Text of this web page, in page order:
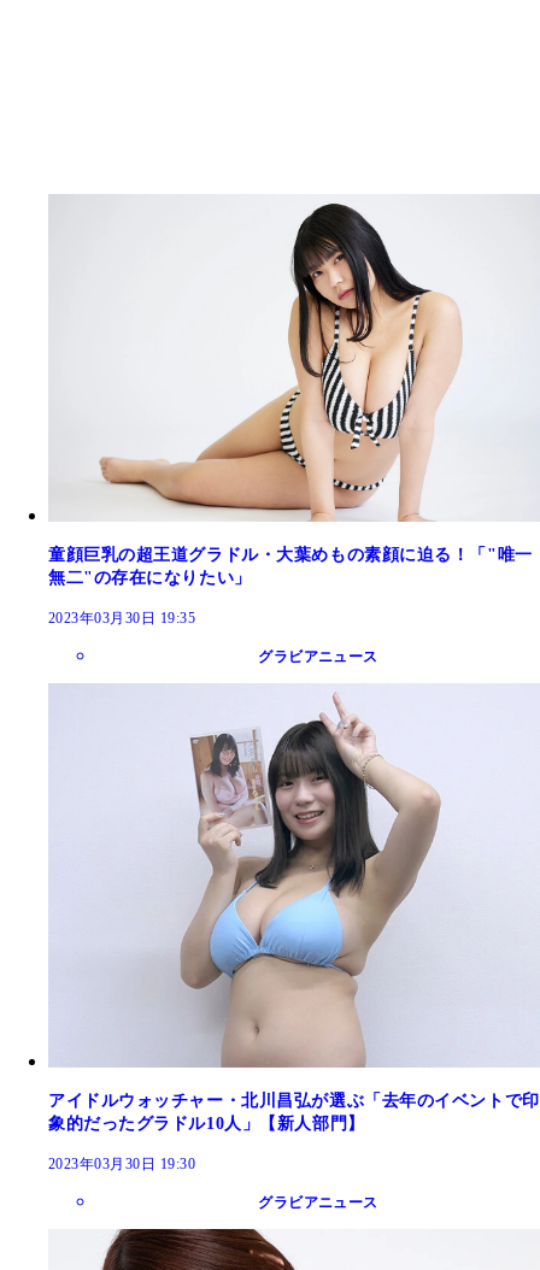
童顔巨乳の超王道グラドル・大葉めもの素顔に迫る！「"唯一
無二"の存在になりたい」
2023年03月30日 19:35
グラビアニュース
アイドルウォッチャー・北川昌弘が選ぶ「去年のイベントで印
象的だったグラドル10人」【新人部門】
2023年03月30日 19:30
グラビアニュース